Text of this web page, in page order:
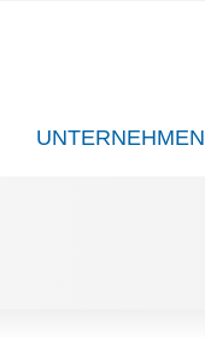
UNTERNEHMEN